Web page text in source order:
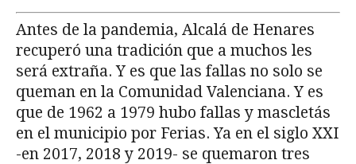
Antes de la pandemia, Alcalá de Henares
recuperó una tradición que a muchos les
será extraña. Y es que las fallas no solo se
queman en la Comunidad Valenciana. Y es
que de 1962 a 1979 hubo fallas y mascletás
en el municipio por Ferias. Ya en el siglo XXI
-en 2017, 2018 y 2019- se quemaron tres